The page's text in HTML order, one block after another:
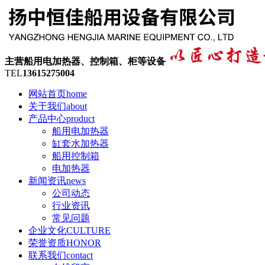
主营船用电加热器、控制箱、柜等设备
TEL13615275004
网站首页home
关于我们about
产品中心product
船用电加热器
缸套水加热器
船用控制箱
电加热器
新闻资讯news
公司动态
行业资讯
常见问题
企业文化CULTURE
荣誉资质HONOR
联系我们contact